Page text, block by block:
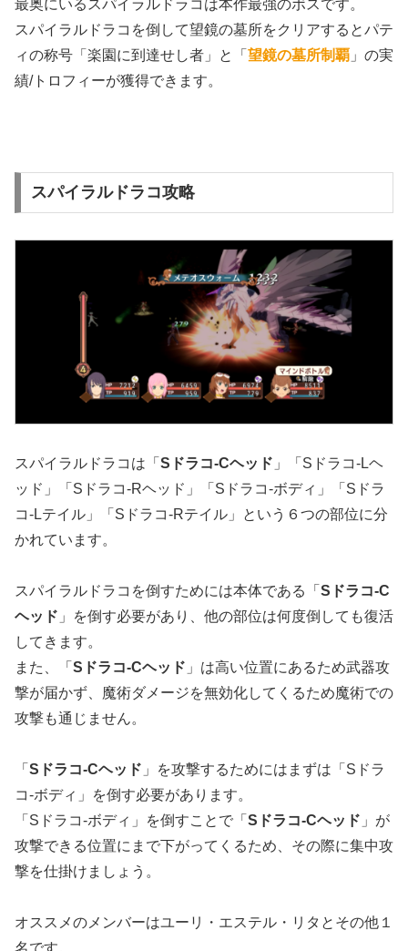
最奥にいるスパイラルドラコは本作最強のボスです。
スパイラルドラコを倒して望鏡の墓所をクリアするとパテ
ィの称号「楽園に到達せし者」と「 望鏡の墓所制覇 」の実
績/トロフィーが獲得できます。
スパイラルドラコ攻略
スパイラルドラコは「 Sドラコ-Cヘッド 」「Sドラコ-Lヘ
ッド」「Sドラコ-Rヘッド」「Sドラコ-ボディ」「Sドラ
コ-Lテイル」「Sドラコ-Rテイル」という６つの部位に分
かれています。
スパイラルドラコを倒すためには本体である「 Sドラコ-C
ヘッド 」を倒す必要があり、他の部位は何度倒しても復活
してきます。
また、「 Sドラコ-Cヘッド 」は高い位置にあるため武器攻
撃が届かず、魔術ダメージを無効化してくるため魔術での
攻撃も通じません。
「 Sドラコ-Cヘッド 」を攻撃するためにはまずは「Sドラ
コ-ボディ」を倒す必要があります。
「Sドラコ-ボディ」を倒すことで「 Sドラコ-Cヘッド 」が
攻撃できる位置にまで下がってくるため、その際に集中攻
撃を仕掛けましょう。
オススメのメンバーはユーリ・エステル・リタとその他１